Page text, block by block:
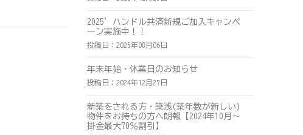
2025’ハンドル共済新規ご加入キャンペ
ーン実施中！！
投稿日：2025年08月06日
年末年始・休業日のお知らせ
投稿日：2024年12月27日
新築をされる方・築浅(築年数が新しい)
物件をお持ちの方へ朗報【2024年10月～
掛金最大70％割引】